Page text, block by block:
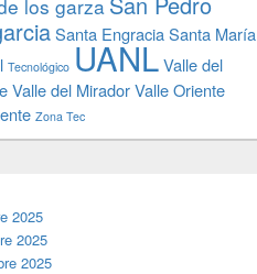
los garza
Santa EngraciaSanta María
Tecnológico UANLValle del
Valle del MiradorValle Oriente
Zona Tec
2025
2025
2025